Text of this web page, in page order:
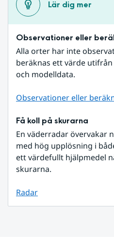
Lär dig mer
Observationer eller
Alla orter har inte
beräknas ett värde
och modelldata.
Observationer eller
Få koll på skurarna
En väderradar övervakar
med hög upplösning i
ett värdefullt hjälpmedel
skurarna.
Radar